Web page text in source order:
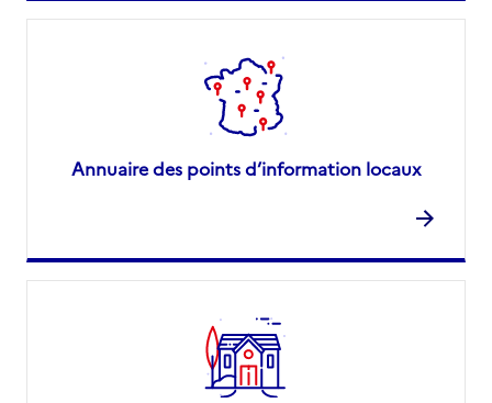
Annuaire des points d’information locaux